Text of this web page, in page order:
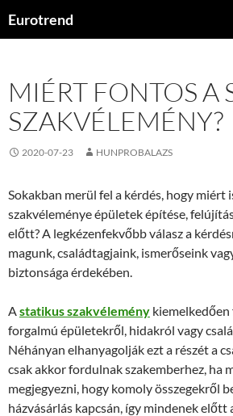
Eurotrend
MIÉRT FONTOS A
SZAKVÉLEMÉNY?
2020-07-23 HUNPROBALAZS
Sokakban merül fel a kérdés, hogy miért
szakvéleménye épületek építése,
előtt? A legkézenfekvőbb válasz a
magunk, családtagjaink, ismerőseink
biztonsága érdekében.
Astatikus szakvélemény kiemelkedően
forgalmú épületekről, hidakról vagy
Néhányan elhanyagolják ezt a részét a
csak akkor fordulnak szakemberhez, ha
megjegyezni, hogy komoly összegekről
házvásárlás kapcsán, így mindenek előtt